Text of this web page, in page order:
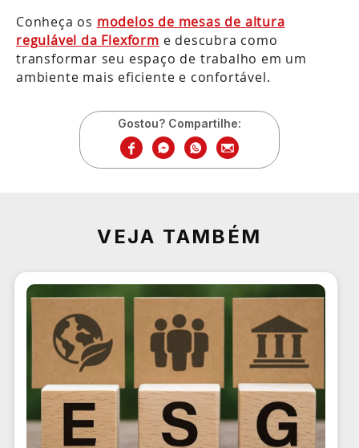
Conheça os modelos de mesas de altura
regulável da Flexform e descubra como
transformar seu espaço de trabalho em um
ambiente mais eficiente e confortável.
Gostou? Compartilhe:
VEJA TAMBÉM